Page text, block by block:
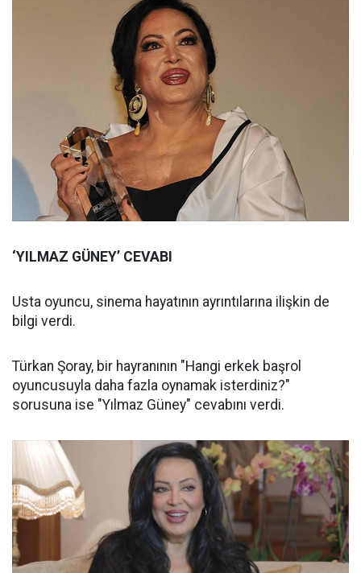
‘YILMAZ GÜNEY’ CEVABI
Usta oyuncu, sinema hayatının ayrıntılarına ilişkin de
bilgi verdi.
Türkan Şoray, bir hayranının "Hangi erkek başrol
oyuncusuyla daha fazla oynamak isterdiniz?"
sorusuna ise "Yılmaz Güney" cevabını verdi.